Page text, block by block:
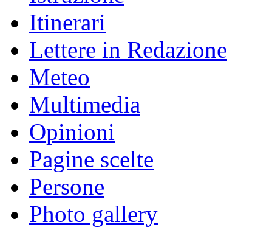
Itinerari
Lettere in Redazione
Meteo
Multimedia
Opinioni
Pagine scelte
Persone
Photo gallery